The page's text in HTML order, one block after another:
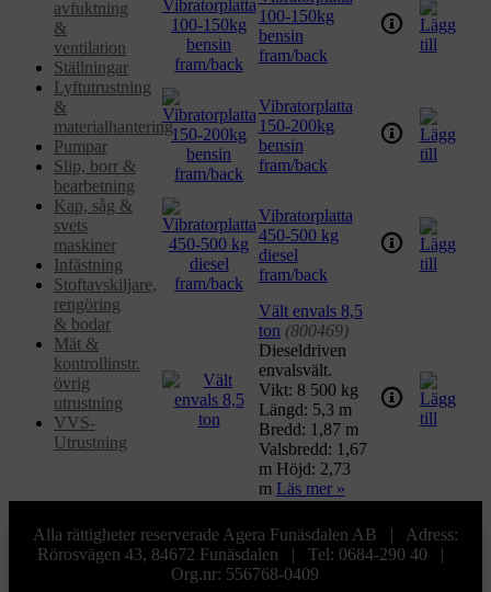
avfuktning
&
ventilation
Ställningar
Lyftutrustning
&
materialhantering
Pumpar
Slip, borr &
bearbetning
Kap, såg &
svets
maskiner
Infästning
Stoftavskiljare,
rengöring
& bodar
Mät &
kontrollinstr.
övrig
utrustning
VVS-
Utrustning
100-150kg
bensin
fram/back
Vibratorplatta
150-200kg
bensin
fram/back
Vibratorplatta
450-500 kg
diesel
fram/back
Vält envals 8,5
ton (800469)
Dieseldriven
envalsvält.
Vikt: 8 500 kg
Längd: 5,3 m
Bredd: 1,87 m
Valsbredd: 1,67
m Höjd: 2,73
m Läs mer »
Alla rättigheter reserverade Agera Funäsdalen AB | Adress:
Rörosvägen 43, 84672 Funäsdalen | Tel: 0684-290 40 |
Org.nr: 556768-0409